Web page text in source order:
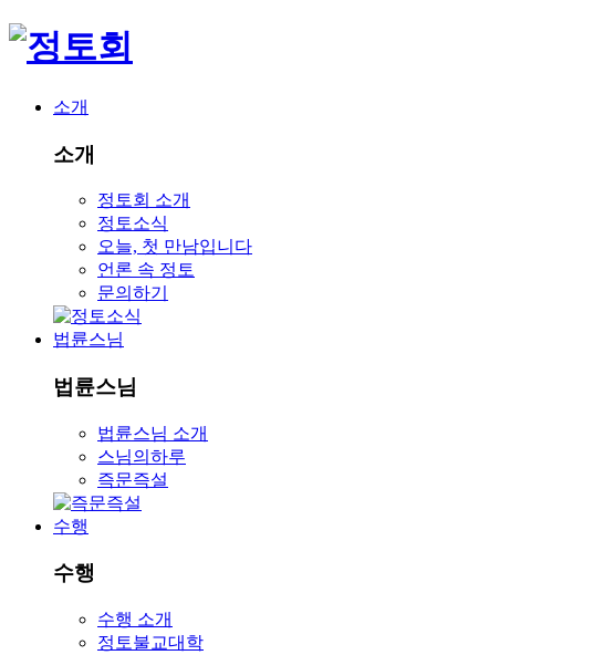
소개
소개
정토회 소개
정토소식
오늘, 첫 만남입니다
언론 속 정토
문의하기
법륜스님
법륜스님
법륜스님 소개
스님의하루
즉문즉설
수행
수행
수행 소개
정토불교대학